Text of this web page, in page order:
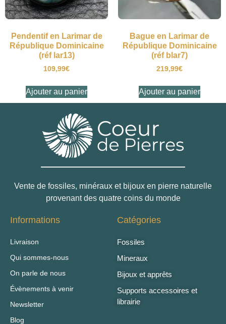
Pendentif en Larimar de
République Dominicaine
(réf lar13)
109,99€
Ajouter au panier
Bague en Larimar de
République Dominicaine
(réf blar7)
219,99€
Ajouter au panier
Vente de fossiles, minéraux et bijoux en pierre naturelle
provenant des quatre coins du monde
Informations
Livraison
Qui sommes-nous
On parle de nous
Évènements à venir
Newsletter
Blog
Catégories
Fossiles
Mineraux
Bijoux et apprêts
Supports accessoires et
librairie